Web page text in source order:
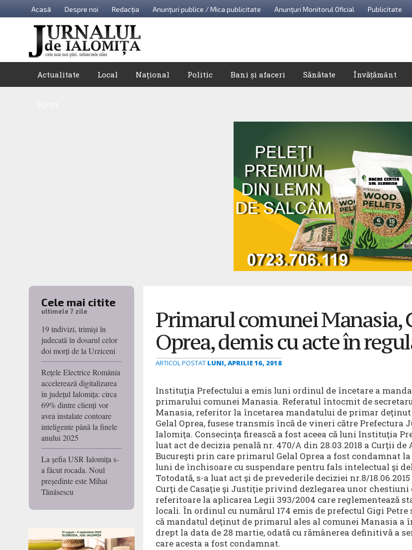
Acasă Despre noi Redacția Anunțuri publice / Mica publicitate Anunțuri Monitorul Oficial Publicitate
Actualitate Local Național Politic Bani și afaceri Sănătate Învățământ
Cele mai citite
ultimele 7 zile
19 indivizi, trimiși în
judecată în dosarul celor
doi morți de la Urziceni
Rețele Electrice România
accelerează digitalizarea
în județul Ialomița: circa
69% dintre clienți vor
avea instalate contoare
inteligente până la finele
anului 2025
La șefia USR Ialomița s-
a făcut rocada. Noul
președinte este Mihai
Tănăsescu
Primarul comunei Manasia,
Oprea, demis cu acte în
ARTICOL POSTAT LUNI, APRILIE 16, 2018
Instituţia Prefectului a emis luni ordinul de încetare a
primarului comunei Manasia. Referatul întocmit de
Manasia, referitor la încetarea mandatului de primar deţinut
Gelal Oprea, fusese transmis încă de vineri către Prefectura
Ialomiţa. Consecinţa firească a fost aceea că luni Instituţia
luat act de decizia penală nr. 470/A din 28.03.2018 a Curţii de
Bucureşti prin care primarul Gelal Oprea a fost condamnat la
luni de închisoare cu suspendare pentru fals intelectual şi
Totodată, s-a luat act şi de prevederile deciziei nr.8/
Curţi de Casaţie şi Justiţie privind dezlegarea unor chestiuni
referitoare la aplicarea Legii 393/2004 care reglementează
locali. În ordinul cu numărul 174 emis de prefectul Gigi Petre
că mandatul deţinut de primarul ales al comunei Manasia a
drept la data de 28 martie, odată cu rămânerea definitivă a
care acesta a fost condamnat.